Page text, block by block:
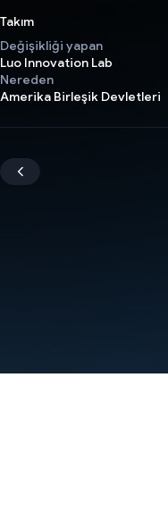
Takım
Değişikliği yapan
Luo Innovation Lab
Nereden
Amerika Birleşik Devletleri